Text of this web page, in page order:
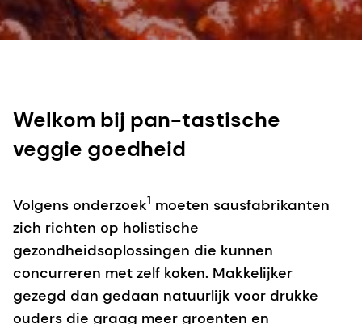
Welkom bij pan-tastische
veggie goedheid
Volgens onderzoek1 moeten sausfabrikanten
zich richten op holistische
gezondheidsoplossingen die kunnen
concurreren met zelf koken. Makkelijker
gezegd dan gedaan natuurlijk voor drukke
ouders die graag meer groenten en